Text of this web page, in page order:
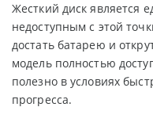
Жесткий диск является
недоступным с этой
достать батарею и
модель полностью
полезно в условиях
прогресса.